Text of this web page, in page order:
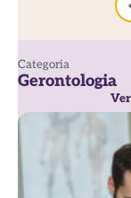
Categoria
Gerontologia